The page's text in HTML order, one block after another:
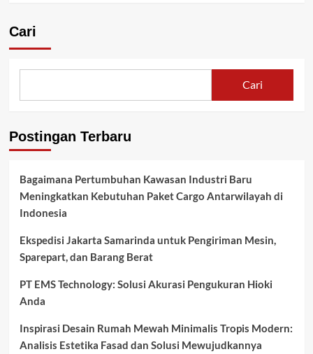
Cari
Cari
Postingan Terbaru
Bagaimana Pertumbuhan Kawasan Industri Baru
Meningkatkan Kebutuhan Paket Cargo Antarwilayah di
Indonesia
Ekspedisi Jakarta Samarinda untuk Pengiriman Mesin,
Sparepart, dan Barang Berat
PT EMS Technology: Solusi Akurasi Pengukuran Hioki
Anda
Inspirasi Desain Rumah Mewah Minimalis Tropis Modern:
Analisis Estetika Fasad dan Solusi Mewujudkannya